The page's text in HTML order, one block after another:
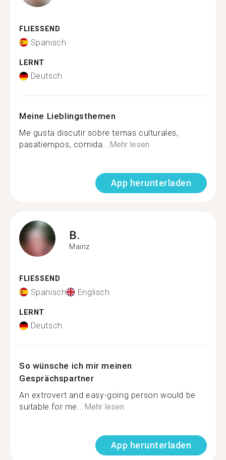
FLIESSEND
Spanisch
LERNT
Deutsch
Meine Lieblingsthemen
Me gusta discutir sobre temas culturales,
pasatiempos, comida...Mehr lesen
App herunterladen
B.
Mainz
FLIESSEND
Spanisch Englisch
LERNT
Deutsch
So wünsche ich mir meinen
Gesprächspartner
An extrovert and easy-going person would be
suitable for me...Mehr lesen
App herunterladen